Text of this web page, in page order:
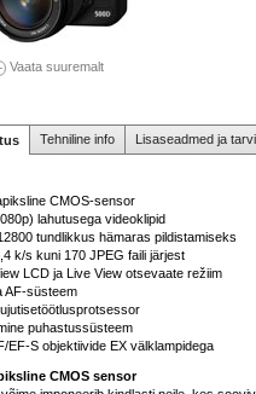
Vaata suuremalt
Tehniline info Lisaseadmed ja
CMOS-sensor
lahutusega videoklipid
tundlikkus hämaras pildistamiseks
k/s kuni 170 JPEG faili järjest
LCD ja Live View otsevaate režiim
AF-süsteem
puhastussüsteem
EF-S objektiivide EX välklampidega
CMOS sensor